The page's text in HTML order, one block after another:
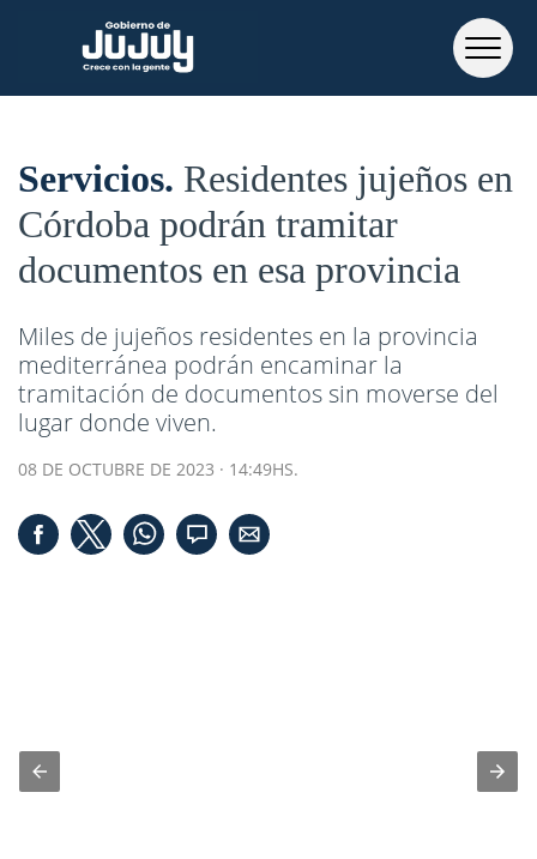
Servicios Residentes jujeños en
Córdoba podrán tramitar
documentos en esa provincia
Miles de jujeños residentes en la provincia
mediterránea podrán encaminar la
tramitación de documentos sin moverse del
lugar donde viven.
08 DE OCTUBRE DE 2023 · 14:49HS.